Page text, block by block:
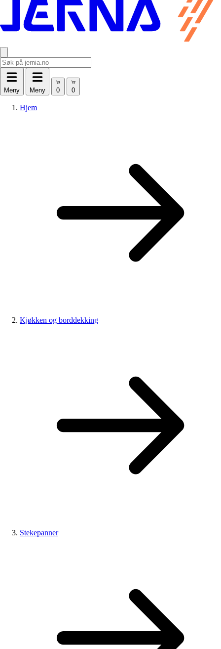
Meny Meny
Hjem
Kjøkken og borddekking
Stekepanner